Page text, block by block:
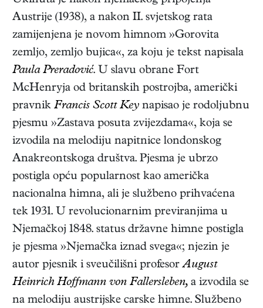
Austrije (1938), a nakon II. svjetskog rata
zamijenjena je novom himnom »Gorovita
zemljo, zemljo bujica«, za koju je tekst napisala
Paula Preradović. U slavu obrane Fort
McHenryja od britanskih postrojba, američki
pravnik Francis Scott Key napisao je rodoljubnu
pjesmu »Zastava posuta zvijezdama«, koja se
izvodila na melodiju napitnice londonskog
Anakreontskoga društva. Pjesma je ubrzo
postigla opću popularnost kao američka
nacionalna himna, ali je službeno prihvaćena
tek 1931. U revolucionarnim previranjima u
Njemačkoj 1848. status državne himne postigla
je pjesma »Njemačka iznad svega«; njezin je
autor pjesnik i sveučilišni profesorAugust
Heinrich Hoffmann von Fallersleben, a izvodila se
na melodiju austrijske carske himne. Službeno